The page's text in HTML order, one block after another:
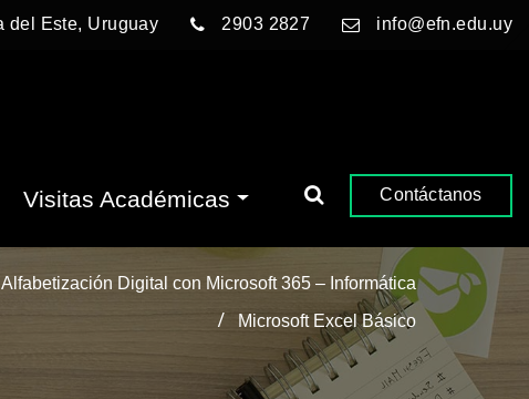
del Este, Uruguay 2903 2827 info@efn.edu.uy
Visitas Académicas Contáctanos
Alfabetización Digital con Microsoft 365 – Informática
Microsoft Excel Básico